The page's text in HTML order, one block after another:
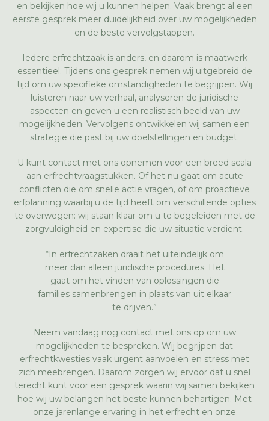
en bekijken hoe wij u kunnen helpen. Vaak brengt al een
eerste gesprek meer duidelijkheid over uw mogelijkheden
en de beste vervolgstappen.
Iedere erfrechtzaak is anders, en daarom is maatwerk
essentieel. Tijdens ons gesprek nemen wij uitgebreid de
tijd om uw specifieke omstandigheden te begrijpen. Wij
luisteren naar uw verhaal, analyseren de juridische
aspecten en geven u een realistisch beeld van uw
mogelijkheden. Vervolgens ontwikkelen wij samen een
strategie die past bij uw doelstellingen en budget.
U kunt contact met ons opnemen voor een breed scala
aan erfrechtvraagstukken. Of het nu gaat om acute
conflicten die om snelle actie vragen, of om proactieve
erfplanning waarbij u de tijd heeft om verschillende opties
te overwegen: wij staan klaar om u te begeleiden met de
zorgvuldigheid en expertise die uw situatie verdient.
“In erfrechtzaken draait het uiteindelijk om
meer dan alleen juridische procedures. Het
gaat om het vinden van oplossingen die
families samenbrengen in plaats van uit elkaar
te drijven.”
Neem vandaag nog contact met ons op om uw
mogelijkheden te bespreken. Wij begrijpen dat
erfrechtkwesties vaak urgent aanvoelen en stress met
zich meebrengen. Daarom zorgen wij ervoor dat u snel
terecht kunt voor een gesprek waarin wij samen bekijken
hoe wij uw belangen het beste kunnen behartigen. Met
onze jarenlange ervaring in het erfrecht en onze